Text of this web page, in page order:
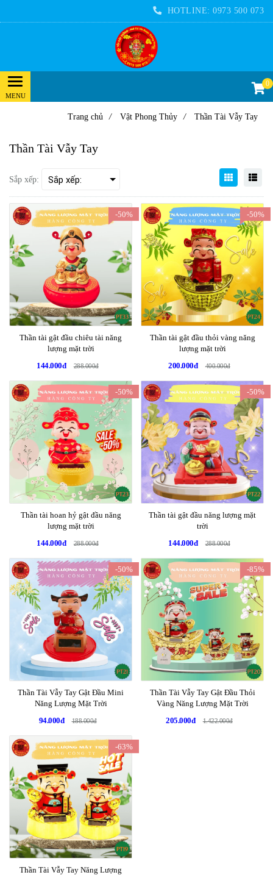
HOTLINE: 0973 500 073
0
Trang chủ / Vật Phong Thủy / Thần Tài Vẫy Tay
Thần Tài Vẫy Tay
Sắp xếp:
-50%
Thần tài gật đầu chiêu tài năng
lượng mặt trời
144.000đ
288.000đ
-50%
Thần tài gật đầu thỏi vàng năng
lượng mặt trời
200.000đ
400.000đ
-50%
Thần tài hoan hỷ gật đầu năng
lượng mặt trời
144.000đ
288.000đ
-50%
Thần tài gật đầu năng lượng mặt
trời
144.000đ
288.000đ
-50%
Thần Tài Vẫy Tay Gật Đầu Mini
Năng Lượng Mặt Trời
94.000đ
188.000đ
-85%
Thần Tài Vẫy Tay Gật Đầu Thỏi
Vàng Năng Lượng Mặt Trời
205.000đ
1.422.000đ
-63%
Thần Tài Vẫy Tay Năng Lượng